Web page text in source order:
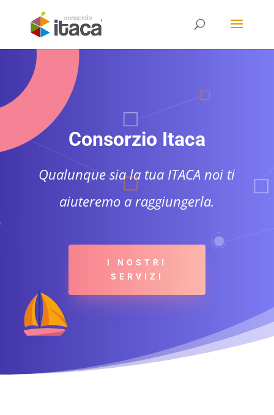
Consorzio Itaca
Qualunque sia la tua ITACA noi ti
aiuteremo a raggiungerla.
I NOSTRI
SERVIZI